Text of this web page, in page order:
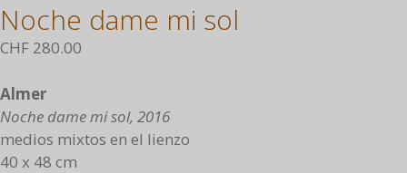
Noche dame mi sol
CHF 280.00
Almer
Noche dame mi sol, 2016
medios mixtos en el lienzo
40 x 48 cm